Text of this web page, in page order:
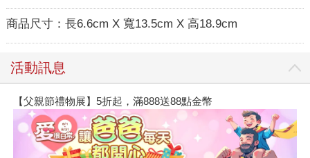
商品尺寸： 長6.6cm X 寬13.5cm X 高18.9cm
活動訊息
【父親節禮物展】5折起，滿888送88點金幣